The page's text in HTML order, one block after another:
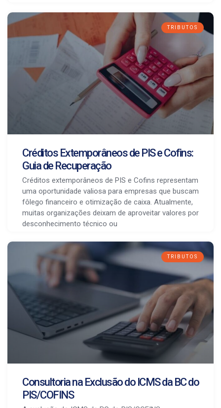
TRIBUTOS
Créditos Extemporâneos de PIS e Cofins:
Guia de Recuperação
Créditos extemporâneos de PIS e Cofins representam
uma oportunidade valiosa para empresas que buscam
fôlego financeiro e otimização de caixa. Atualmente,
muitas organizações deixam de aproveitar valores por
desconhecimento técnico ou
TRIBUTOS
Consultoria na Exclusão do ICMS da BC do
PIS/COFINS